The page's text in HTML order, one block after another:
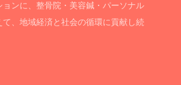
ョンに、整骨院・美容鍼・パーソナル
、地域経済と社会の循環に貢献し続